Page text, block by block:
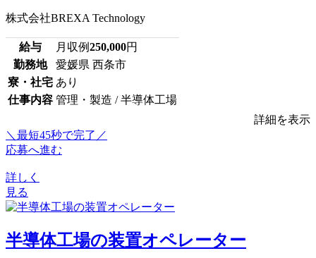
株式会社BREXA Technology
給与 月収例250,000円
勤務地
愛媛県 西条市
寮・社宅 あり
仕事内容 管理・製造 / 半導体工場
詳細を表示
＼最短45秒で完了／
応募へ進む
詳しく
見る
半導体工場の装置オペレーター